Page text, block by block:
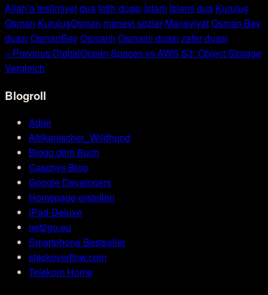
Allah’a teslimiyetduafetih duası İslam İslami dua Kuruluş
Osman KuruluşOsman manevi sözler ManeviyatOsman Bey
duası OsmanBeyOsmanlı Osmanlı duası zafer duası
« Previous DigitalOcean Spaces vs AWS S3: Object Storage
Vergleich
Blogroll
Adler
Afrikanischer_Wildhund
Blogg dein Buch
Caschys Blog
Google Developers
Homepage erstellen
iPad-Deluxe
net2go.eu
Smartphone Bestseller
stackoverflow.com
Telekom Home